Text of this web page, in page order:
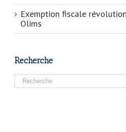
Exemption fiscale
Olims
Recherche